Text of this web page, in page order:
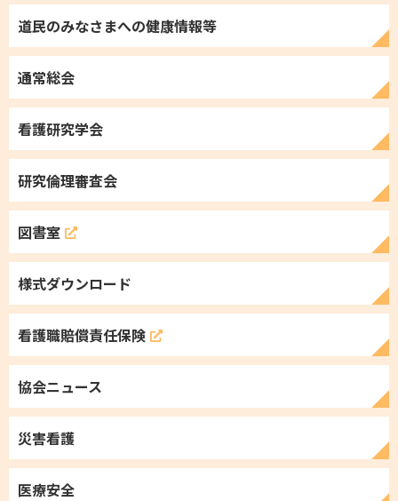
道民のみなさまへの健康情報等
通常総会
看護研究学会
研究倫理審査会
図書室
様式ダウンロード
看護職賠償責任保険
協会ニュース
災害看護
医療安全